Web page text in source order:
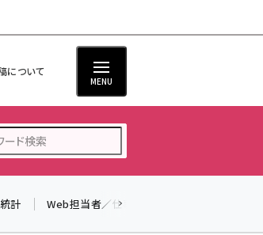
について
MENU
計 Web担当者／仕事